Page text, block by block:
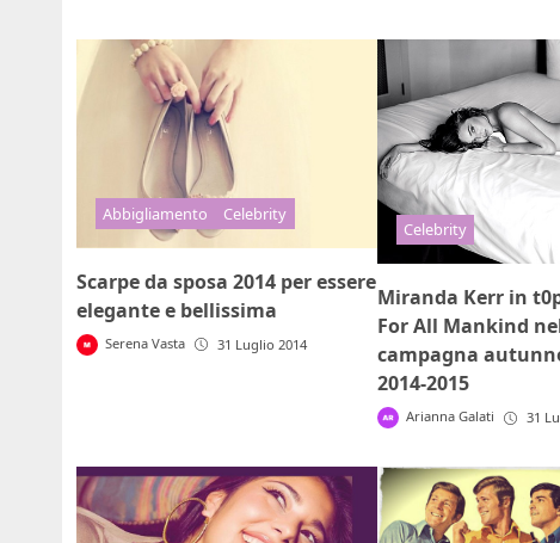
Abbigliamento Celebrity
Scarpe da sposa 2014 per essere
elegante e bellissima
Serena Vasta 31 Luglio 2014
Celebrity
Miranda Kerr in
For All Mankind
campagna
2014-2015
Arianna Galati 31